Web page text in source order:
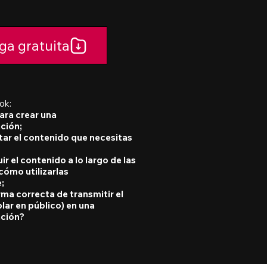
gratuita
crear una
el contenido que necesitas
el contenido a lo largo de las
utilizarlas
correcta de transmitir el
en público) en una